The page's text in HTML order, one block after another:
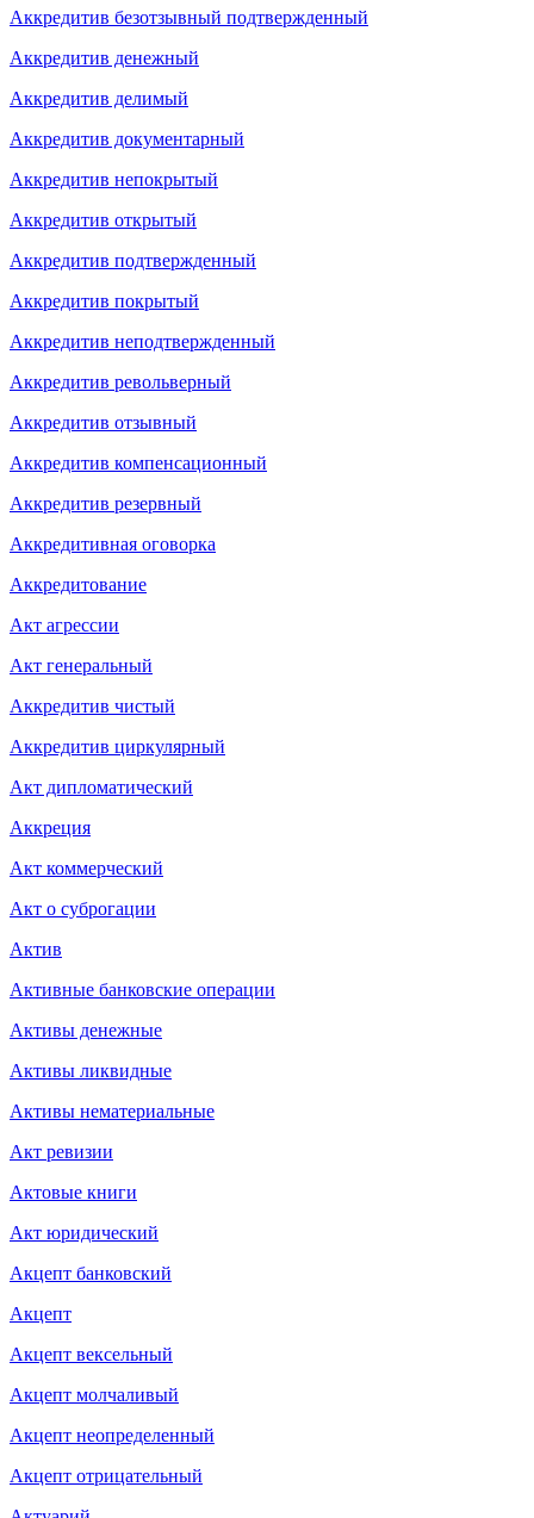
Аккредитив безотзывный подтвержденный
Аккредитив денежный
Аккредитив делимый
Аккредитив документарный
Аккредитив непокрытый
Аккредитив открытый
Аккредитив подтвержденный
Аккредитив покрытый
Аккредитив неподтвержденный
Аккредитив револьверный
Аккредитив отзывный
Аккредитив компенсационный
Аккредитив резервный
Аккредитивная оговорка
Аккредитование
Акт агрессии
Акт генеральный
Аккредитив чистый
Аккредитив циркулярный
Акт дипломатический
Аккреция
Акт коммерческий
Акт о суброгации
Актив
Активные банковские операции
Активы денежные
Активы ликвидные
Активы нематериальные
Акт ревизии
Актовые книги
Акт юридический
Акцепт банковский
Акцепт
Акцепт вексельный
Акцепт молчаливый
Акцепт неопределенный
Акцепт отрицательный